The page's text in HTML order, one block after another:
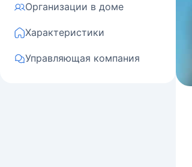
Организации в доме
Характеристики
Управляющая компания